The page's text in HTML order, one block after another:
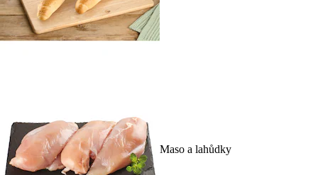
Maso a lahůdky